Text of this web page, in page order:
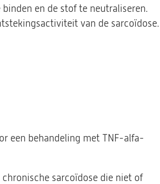
en de stof te neutraliseren.
van de sarcoïdose.
een behandeling met TNF-alfa-
sarcoïdose die niet of